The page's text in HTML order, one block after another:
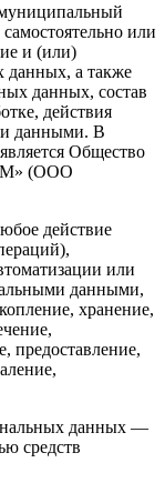
или
и (или)
данных, а также
данных, состав
действия
данными. В
Общество
(ООО
действие
или
данными,
хранение,
предоставление,
данных —
средств